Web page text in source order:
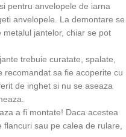
pentru anvelopele de iarna
anvelopele. La demontare se
jantelor, chiar se pot
trebuie curatate, spalate,
recomandat sa fie acoperite cu
de inghet si nu se aseaza
a fi montate! Daca acestea
sau pe calea de rulare,